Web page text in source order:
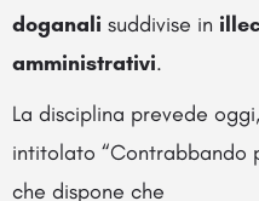
doganali suddivise in
amministrativi.
La disciplina prevede
intitolato “Contrabbando
che dispone che